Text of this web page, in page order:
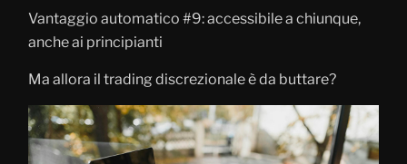
Vantaggio automatico #9: accessibile a chiunque,
anche ai principianti
Ma allora il trading discrezionale è da buttare?